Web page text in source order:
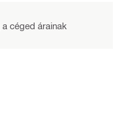
a céged árainak